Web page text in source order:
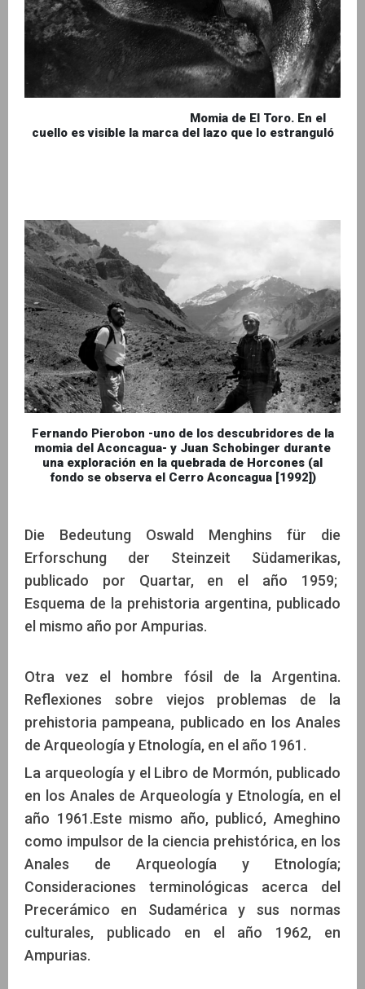
Momia de El Toro. En el
cuello es visible la marca del lazo que lo estranguló
Fernando Pierobon -uno de los descubridores de la
momia del Aconcagua- y Juan Schobinger durante
una exploración en la quebrada de Horcones (al
fondo se observa el Cerro Aconcagua [1992])
Die Bedeutung Oswald Menghins für die
Erforschung der Steinzeit Südamerikas,
publicado por Quartar, en el año 1959;
Esquema de la prehistoria argentina, publicado
el mismo año por Ampurias.
Otra vez el hombre fósil de la Argentina.
Reflexiones sobre viejos problemas de la
prehistoria pampeana, publicado en los Anales
de Arqueología y Etnología, en el año 1961.
La arqueología y el Libro de Mormón, publicado
en los Anales de Arqueología y Etnología, en el
año 1961.Este mismo año, publicó, Ameghino
como impulsor de la ciencia prehistórica, en los
Anales de Arqueología y Etnología;
Consideraciones terminológicas acerca del
Precerámico en Sudamérica y sus normas
culturales, publicado en el año 1962, en
Ampurias.